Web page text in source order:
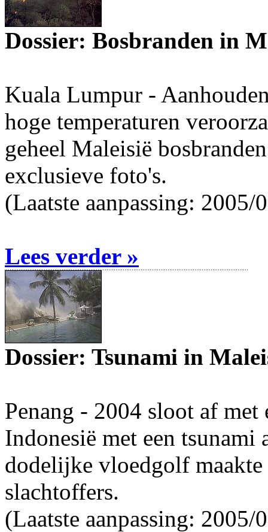
Dossier: Bosbranden in
Kuala Lumpur -
hoge temperaturen
geheel Maleisië
exclusieve foto's.
(Laatste aanpassing: 2005/
Lees verder »
Dossier: Tsunami in
Penang - 2004 sloot af
Indonesië met een tsunami
dodelijke vloedgolf
slachtoffers.
(Laatste aanpassing: 2005/